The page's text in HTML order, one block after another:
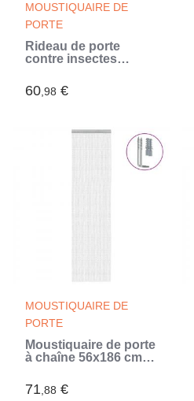
MOUSTIQUAIRE DE
PORTE
Rideau de porte
contre insectes
(Multicouleur)
60,98 €
MOUSTIQUAIRE DE
PORTE
Moustiquaire de porte
à chaîne 56x186 cm
71,88 €